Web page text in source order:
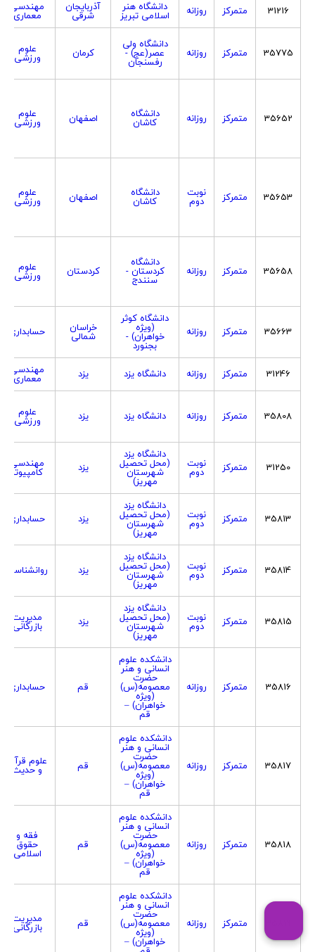
31216
متمرکز روزانه دانشگاه هنر
اسلامی تبریز
آذربایجان
شرقی
مهندسی
معماری
35775 متمرکز روزانه
دانشگاه ولی
عصر(عج) -
رفسنجان
کرمان علوم
ورزشی
35652 متمرکز روزانه دانشگاه
کاشان اصفهان علوم
ورزشی
35653 متمرکز نوبت
دوم
دانشگاه
کاشان اصفهان علوم
ورزشی
35658 متمرکز روزانه
دانشگاه
کردستان -
سنندج
کردستان علوم
ورزشی
35663 متمرکز روزانه
دانشگاه کوثر
(ویژه
خواهران) -
بجنورد
خراسان
شمالی حسابداری
31246 متمرکز روزانه دانشگاه یزد یزد مهندسی
معماری
35808 متمرکز روزانه دانشگاه یزد یزد علوم
ورزشی
31250 متمرکز نوبت
دوم
دانشگاه یزد
(محل تحصیل
شهرستان
مهریز)
یزد مهندسی
کامپیوتر
35813 متمرکز نوبت
دوم
دانشگاه یزد
(محل تحصیل
شهرستان
مهریز)
یزد حسابداری
35814 متمرکز نوبت
دوم
دانشگاه یزد
(محل تحصیل
شهرستان
مهریز)
یزد روانشناسی
35815 متمرکز نوبت
دوم
دانشگاه یزد
(محل تحصیل
شهرستان
مهریز)
یزد مدیریت
بازرگانی
35816 متمرکز روزانه
دانشکده علوم
انسانی و هنر
حضرت
معصومه(س)
(ویژه
خواهران) –
قم
قم حسابداری
35817 متمرکز روزانه
دانشکده علوم
انسانی و هنر
حضرت
معصومه(س)
(ویژه
خواهران) –
قم
قم علوم قرآن
و حدیث
35818 متمرکز روزانه
دانشکده علوم
انسانی و هنر
حضرت
معصومه(س)
(ویژه
خواهران) –
قم
قم
فقه و
حقوق
اسلامی
متمرکز روزانه
دانشکده علوم
انسانی و هنر
حضرت
معصومه(س)
(ویژه
خواهران) –
قم مدیریت
بازرگانی